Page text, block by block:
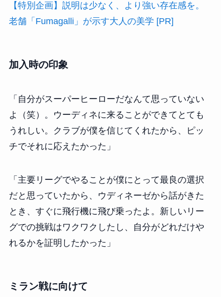
【特別企画】説明は少なく、より強い存在感を。
老舗「Fumagalli」が示す大人の美学 [PR]
加入時の印象
「自分がスーパーヒーローだなんて思っていない
よ（笑）。ウーディネに来ることができてとても
うれしい。クラブが僕を信じてくれたから、ピッ
チでそれに応えたかった」
「主要リーグでやることが僕にとって最良の選択
だと思っていたから、ウディネーゼから話がきた
とき、すぐに飛行機に飛び乗ったよ。新しいリー
グでの挑戦はワクワクしたし、自分がどれだけや
れるかを証明したかった」
ミラン戦に向けて